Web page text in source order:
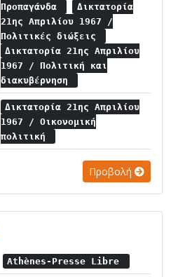
Προπαγάνδα
Δικτατορία
21ης Απριλίου 1967 /
Πολιτικές διώξεις
Δικτατορία 21ης Απριλίου
1967 / Πολιτική και
διακυβέρνηση
Δικτατορία 21ης Απριλίου
1967 / Οικονομική
πολιτική
Προβολή
Athènes-Presse Libre